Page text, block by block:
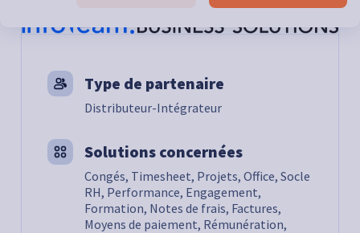
Type de partenaire
Distributeur-Intégrateur
Solutions concernées
Congés, Timesheet, Projets, Office, Socle
RH, Performance, Engagement,
Formation, Notes de frais, Factures,
Moyens de paiement, Rémunération,